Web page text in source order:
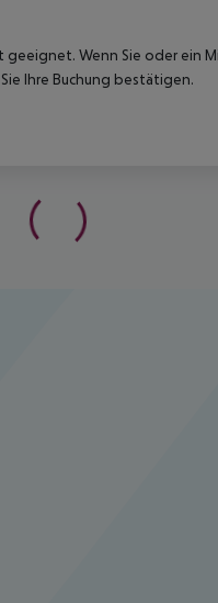
Wenn Sie oder ein
Ihre Buchung bestätigen.